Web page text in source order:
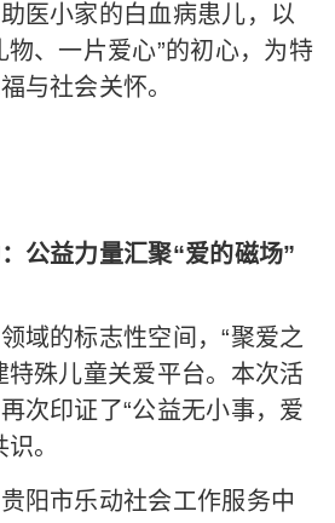
医小家的白血病患儿，以
物、一片爱心”的初心，为特
与社会关怀。
公益力量汇聚“爱的磁场”
的标志性空间，“聚爱之
特殊儿童关爱平台。本次活
次印证了“公益无小事，爱
。
市乐动社会工作服务中